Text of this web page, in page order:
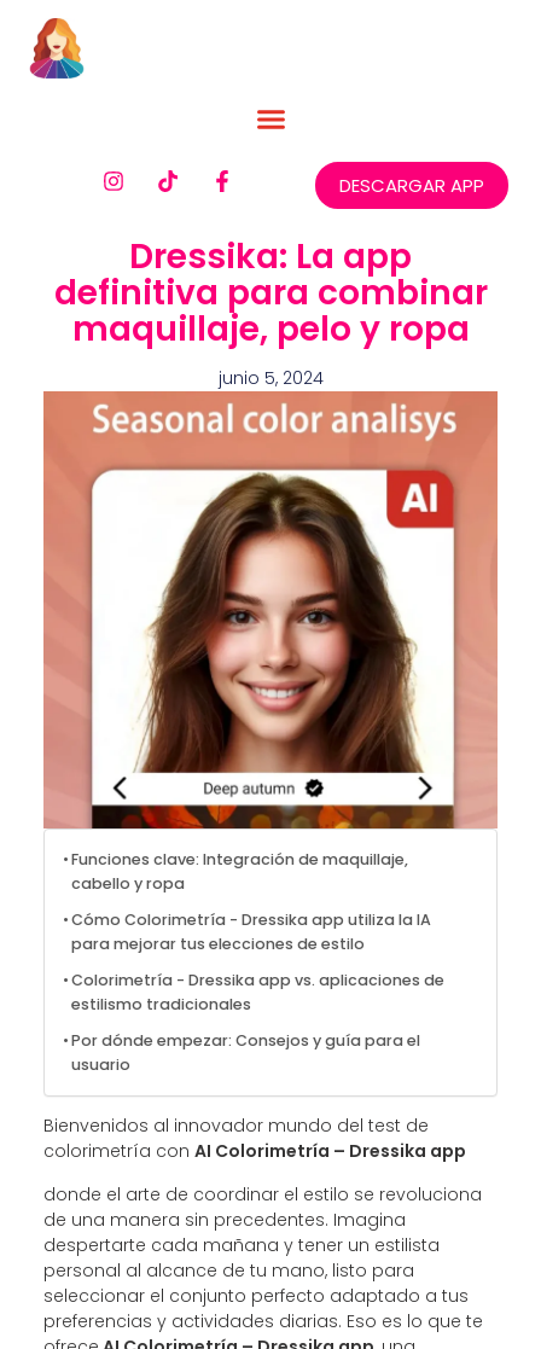
DESCARGAR APP
Dressika: La app
definitiva para combinar
maquillaje, pelo y ropa
junio 5, 2024
Funciones clave: Integración de maquillaje,
cabello y ropa
Cómo Colorimetría - Dressika app utiliza la IA
para mejorar tus elecciones de estilo
Colorimetría - Dressika app vs. aplicaciones de
estilismo tradicionales
Por dónde empezar: Consejos y guía para el
usuario
Bienvenidos al innovador mundo del test de
colorimetría con AI Colorimetría – Dressika app
donde el arte de coordinar el estilo se revoluciona
de una manera sin precedentes. Imagina
despertarte cada mañana y tener un estilista
personal al alcance de tu mano, listo para
seleccionar el conjunto perfecto adaptado a tus
preferencias y actividades diarias. Eso es lo que te